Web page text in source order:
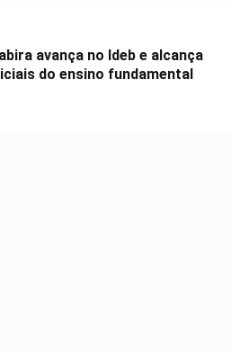
avança no Ideb e alcança
do ensino fundamental